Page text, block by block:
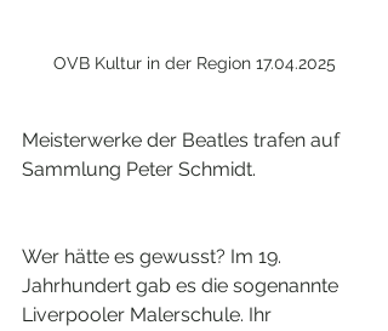
OVB Kultur in der Region 17.04.2025
Meisterwerke der Beatles trafen auf
Sammlung Peter Schmidt.
Wer hätte es gewusst? Im 19.
Jahrhundert gab es die sogenannte
Liverpooler Malerschule. Ihr